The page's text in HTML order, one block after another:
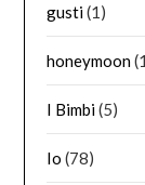
gusti(1)
honeymoon
I Bimbi(5)
Io (78)